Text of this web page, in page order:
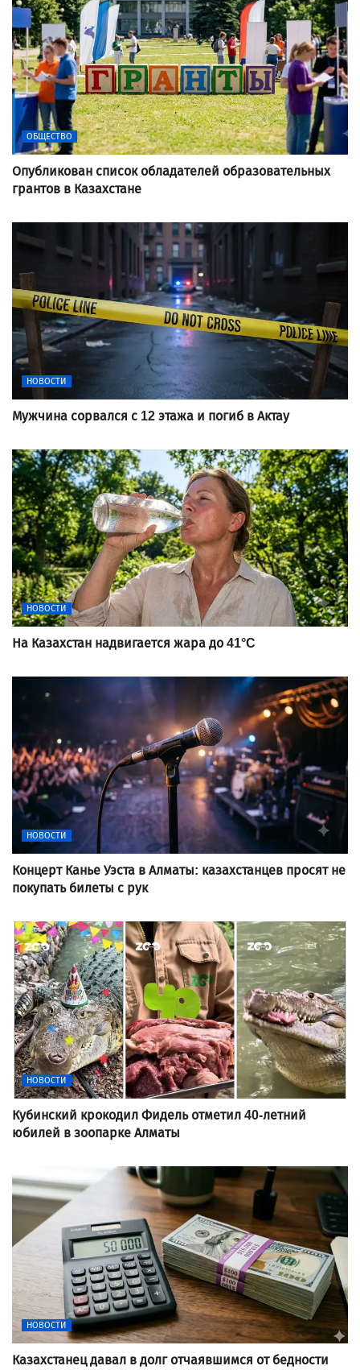
ОБЩЕСТВО
Опубликован список обладателей образовательных
грантов в Казахстане
НОВОСТИ
Мужчина сорвался с 12 этажа и погиб в Актау
НОВОСТИ
На Казахстан надвигается жара до 41°C
НОВОСТИ
Концерт Канье Уэста в Алматы: казахстанцев просят не
покупать билеты с рук
НОВОСТИ
Кубинский крокодил Фидель отметил 40-летний
юбилей в зоопарке Алматы
НОВОСТИ
Казахстанец давал в долг отчаявшимся от бедности